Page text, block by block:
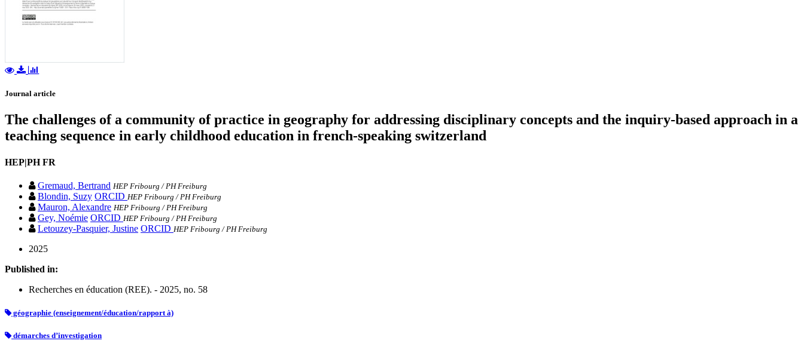
Journal article
The challenges of a community of practice in geography for addressing disciplinary concepts and the inquiry-based approach in a
teaching sequence in early childhood education in french-speaking switzerland
HEP|PH FR
Gremaud, Bertrand HEP Fribourg / PH Freiburg
Blondin, Suzy ORCID HEP Fribourg / PH Freiburg
Mauron, Alexandre HEP Fribourg / PH Freiburg
Gey, Noémie ORCID HEP Fribourg / PH Freiburg
Letouzey-Pasquier, Justine ORCID HEP Fribourg / PH Freiburg
2025
Published in:
Recherches en éducation (REE). - 2025, no. 58
géographie (enseignement/éducation/rapport à)
démarches d’investigation